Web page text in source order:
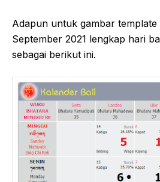
Adapun untuk gambar
September 2021 lengkap hari
sebagai berikut ini.